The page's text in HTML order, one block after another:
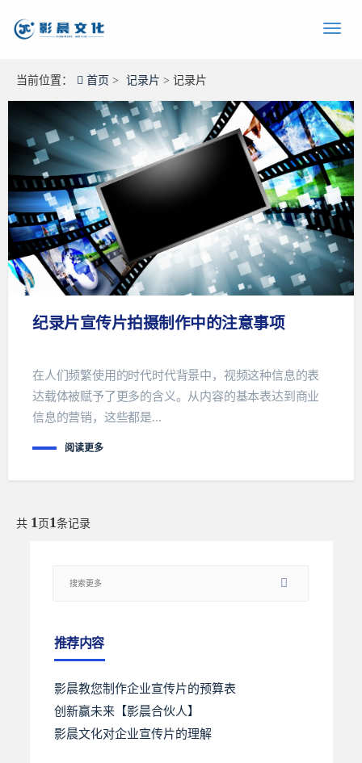
当前位置： 首页 > 记录片 > 记录片
纪录片宣传片拍摄制作中的注意事项
在人们频繁使用的时代时代背景中，视频这种信息的表
达载体被赋予了更多的含义。从内容的基本表达到商业
信息的营销，这些都是...
阅读更多
共 1 页1 条记录
推荐内容
影晨教您制作企业宣传片的预算表
创新赢未来【影晨合伙人】
影晨文化对企业宣传片的理解